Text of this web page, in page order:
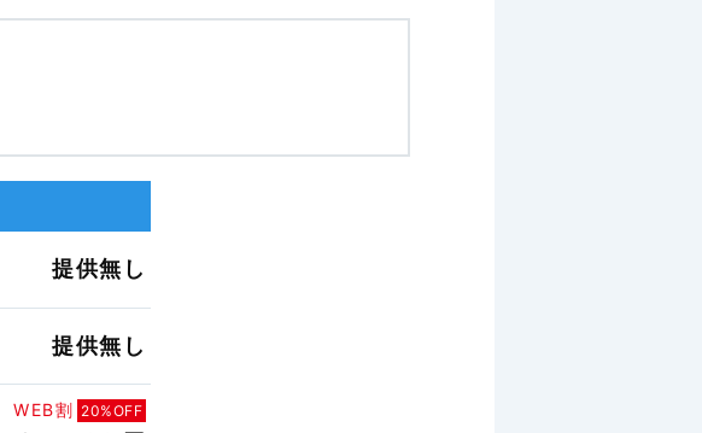
提供無し
提供無し
WEB割 20%OFF